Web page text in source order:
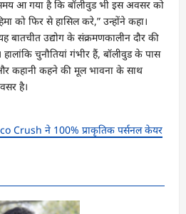
आ गया है कि बॉलीवुड भी इस अवसर को
को फिर से हासिल करे,” उन्होंने कहा।
बातचीत उद्योग के संक्रमणकालीन दौर की
चुनौतियां गंभीर हैं, बॉलीवुड के पास
कहानी कहने की मूल भावना के साथ
है।
Crush ने 100% प्राकृतिक पर्सनल केयर